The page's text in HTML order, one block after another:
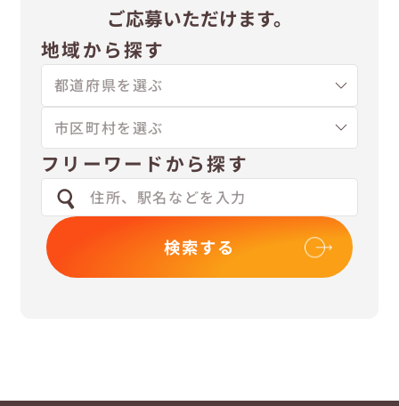
ご応募いただけます。
地域から探す
フリーワードから探す
検索する